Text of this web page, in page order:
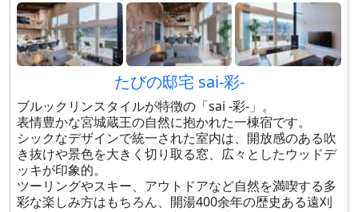
たびの邸宅 sai-彩-
ブルックリンスタイルが特徴の「sai -彩-」。
表情豊かな宮城蔵王の自然に抱かれた一棟宿です。
シックなデザインで統一された室内は、開放感のある吹
き抜けや景色を大きく切り取る窓、広々としたウッドデ
ッキが印象的。
ツーリングやスキー、アウトドアなど自然を満喫する多
彩な楽しみ方はもちろん、開湯400余年の歴史ある遠刈